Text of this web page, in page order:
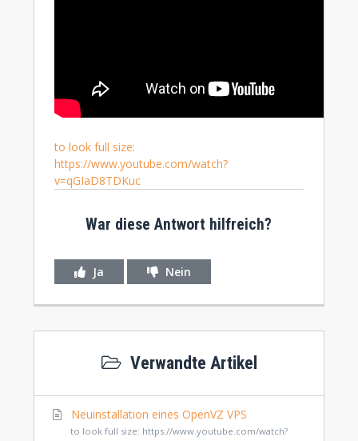
to look full size:
https://www.youtube.com/watch?
v=qGIaD8TDKuc
War diese Antwort hilfreich?
Ja Nein
Verwandte Artikel
Neuinstallation eines OpenVZ VPS
to look full size: https://www.youtube.com/watch?